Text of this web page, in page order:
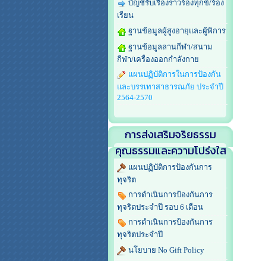
บัญชีรับเรื่องราวร้องทุกข์/ร้อง
เรียน
ฐานข้อมูลผู้สูงอายุและผู้พิการ
ฐานข้อมูลลานกีฬา/สนาม
กีฬา/เครื่องออกกำลังกาย
แผนปฏิบัติการในการป้องกัน
และบรรเทาสาธารณภัย ประจำปี
2564-2570
การส่งเสริมจริยธรรม
คุณธรรมและความโปร่งใส
แผนปฏิบัติการป้องกันการ
ทุจริต
การดำเนินการป้องกันการ
ทุจริตประจำปี รอบ 6 เดือน
การดำเนินการป้องกันการ
ทุจริตประจำปี
นโยบาย No Gift Policy